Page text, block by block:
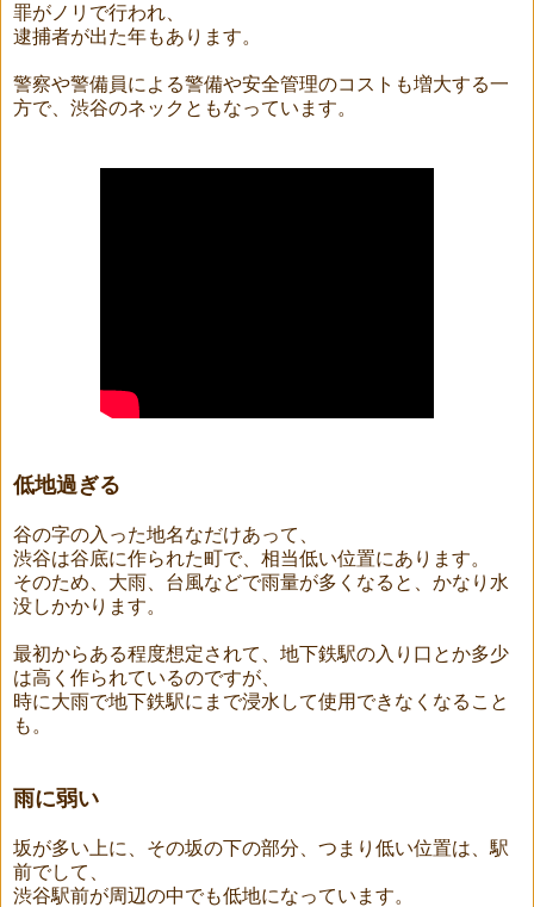
罪がノリで行われ、
逮捕者が出た年もあります。
警察や警備員による警備や安全管理のコストも増大する一
方で、渋谷のネックともなっています。
低地過ぎる
谷の字の入った地名なだけあって、
渋谷は谷底に作られた町で、相当低い位置にあります。
そのため、大雨、台風などで雨量が多くなると、かなり水
没しかかります。
最初からある程度想定されて、地下鉄駅の入り口とか多少
は高く作られているのですが、
時に大雨で地下鉄駅にまで浸水して使用できなくなること
も。
雨に弱い
坂が多い上に、その坂の下の部分、つまり低い位置は、駅
前でして、
渋谷駅前が周辺の中でも低地になっています。